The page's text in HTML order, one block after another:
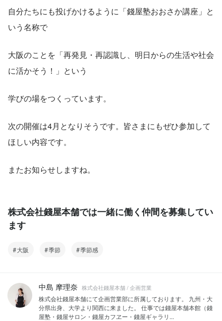
自分たちにも投げかけるように「錢屋塾おおさか講座」と
いう名称で
大阪のことを「再発見・再認識し、明日からの生活や社会
に活かそう！」という
学びの場をつくっています。
次の開催は4月となりそうです。皆さまにもぜひ参加して
ほしい内容です。
またお知らせしますね。
株式会社錢屋本舗では一緒に働く仲間を募集してい
ます
大阪 季節 季節感
中島 摩理奈 株式会社錢屋本舗 / 企画営業
株式会社錢屋本舗にて企画営業部に所属しております。 九州・大
分県出身、大学より関西に来ました。 仕事では錢屋本舗本館（錢
屋塾・錢屋サロン・錢屋カフヱー・錢屋ギャラリ...